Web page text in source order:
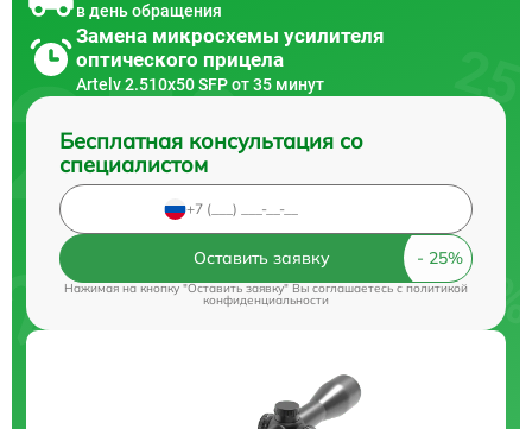
в день обращения
Замена микросхемы усилителя
оптического прицела
Artelv 2.510x50 SFP от 35 минут
Бесплатная консультация со
специалистом
Оставить заявку
Нажимая на кнопку "Оставить заявку" Вы соглашаетесь cполитикой
конфиденциальности